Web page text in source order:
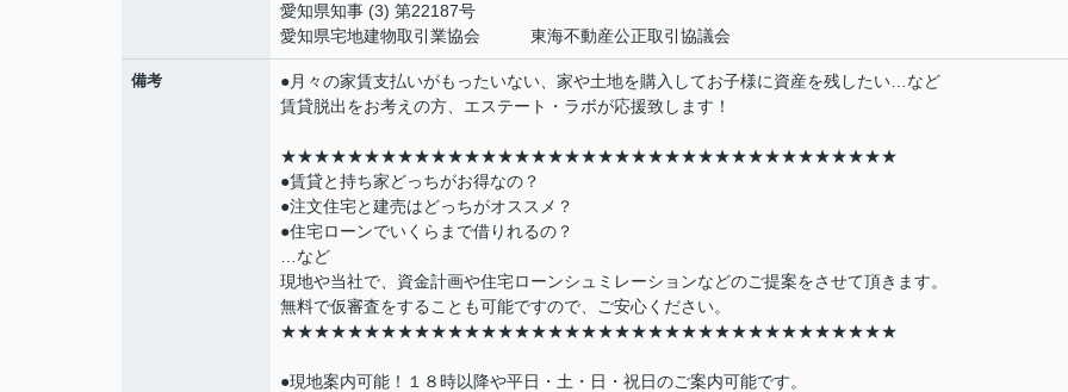
愛知県知事 (3) 第22187号
愛知県宅地建物取引業協会 東海不動産公正取引協議会
備考
●月々の家賃支払いがもったいない、家や土地を購入してお子様に資産を残したい…など
賃貸脱出をお考えの方、エステート・ラボが応援致します！
★★★★★★★★★★★★★★★★★★★★★★★★★★★★★★★★★★★★★
●賃貸と持ち家どっちがお得なの？
●注文住宅と建売はどっちがオススメ？
●住宅ローンでいくらまで借りれるの？
…など
現地や当社で、資金計画や住宅ローンシュミレーションなどのご提案をさせて頂きます。
無料で仮審査をすることも可能ですので、ご安心ください。
★★★★★★★★★★★★★★★★★★★★★★★★★★★★★★★★★★★★★
●現地案内可能！１８時以降や平日・土・日・祝日のご案内可能です。